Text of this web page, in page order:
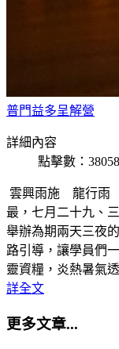
普門益多呈解營
詳細內容
點擊數：38058
雲興雨施 龍行雨
最，七月二十九、
舉辦為期兩天三夜
路引導，讓學員們
靈資糧，炎熱暑氣
詳全文
更多文章...